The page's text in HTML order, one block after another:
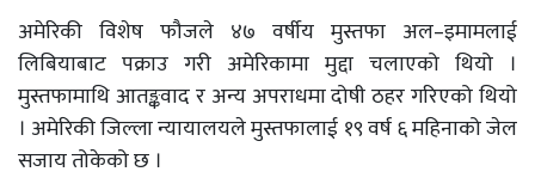
अमेरिकी विशेष फौजले ४७ वर्षीय मुस्तफा अल–इमामलाई
लिबियाबाट पक्राउ गरी अमेरिकामा मुद्दा चलाएको थियो ।
मुस्तफामाथि आतङ्कवाद र अन्य अपराधमा दोषी ठहर गरिएको थियो
। अमेरिकी जिल्ला न्यायालयले मुस्तफालाई १९ वर्ष ६ महिनाको जेल
सजाय तोकेको छ ।